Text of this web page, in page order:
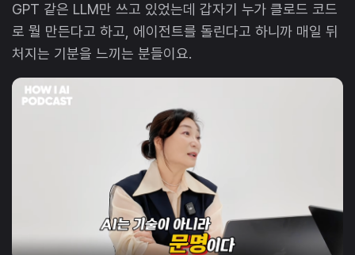
GPT 같은 LLM만 쓰고 있었는데 갑자기 누가 클로드 코드
로 뭘 만든다고 하고, 에이전트를 돌린다고 하니까 매일 뒤
처지는 기분을 느끼는 분들이요.